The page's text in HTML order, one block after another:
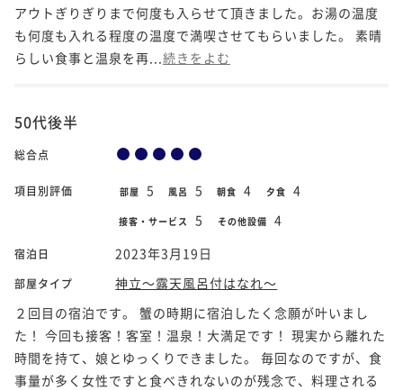
アウトぎりぎりまで何度も入らせて頂きました。お湯の温度
も何度も入れる程度の温度で満喫させてもらいました。 素晴
らしい食事と温泉を再... 続きをよむ
50代後半
総合点
項目別評価 部屋 5 風呂 5 朝食 4 夕食 4
接客・サービス 5 その他設備 4
宿泊日 2023年3月19日
部屋タイプ
神立～露天風呂付はなれ～
２回目の宿泊です。 蟹の時期に宿泊したく念願が叶いまし
た！ 今回も接客！客室！温泉！大満足です！ 現実から離れた
時間を持て、娘とゆっくりできました。 毎回なのですが、食
事量が多く女性ですと食べきれないのが残念で、料理される